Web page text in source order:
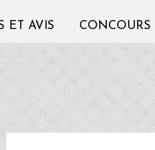
ET AVIS CONCOURS